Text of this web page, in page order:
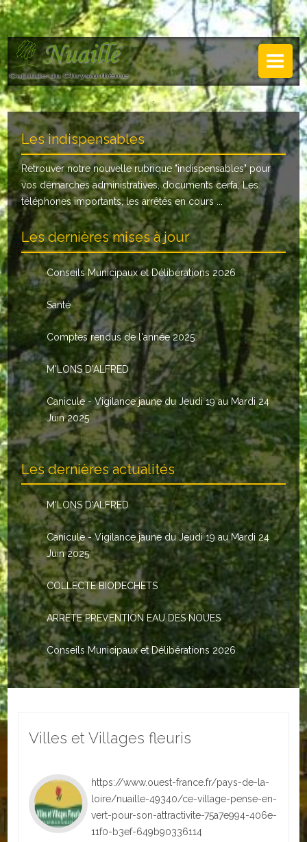
NUAILLÉ
Plan de Nuaillé
Sentiers pédestres
Guide annuel
Histoire
Galerie
LA MAIRIE
Horaires
Agence postale
Le conseil municipal
Les élus
Les commissions
Les comptes rendus
Le personnel communal
L'Echo de Nuaillé
Tarifs et locations
Galeries photos
INDISPENSABLES
Nouveaux arrivants
Le PACS
Voter
Bientôt 16 ans
Urbanisme
Santé
Social
.
Les indispensables
Retrouver notre nouvelle rubrique "indispensables" pour
vos démarches administratives, documents cerfa, Les
téléphones importants, les arrêtés en cours ...
Les dernières mises à jour
Conseils Municipaux et Délibérations 2026
Santé
Comptes rendus de l'année 2025
M'LONS D'ALFRED
Canicule - Vigilance jaune du Jeudi 19 au Mardi 24
Juin 2025
Les dernières actualités
M'LONS D'ALFRED
Canicule - Vigilance jaune du Jeudi 19 au Mardi 24
Juin 2025
COLLECTE BIODECHETS
ARRETE PREVENTION EAU DES NOUES
Conseils Municipaux et Délibérations 2026
Villes et Villages fleuris
https://www.ouest-france.fr/pays-de-la-
loire/nuaille-49340/ce-village-pense-en-
vert-pour-son-attractivite-75a7e994-406e-
11f0-b3ef-649b90336114